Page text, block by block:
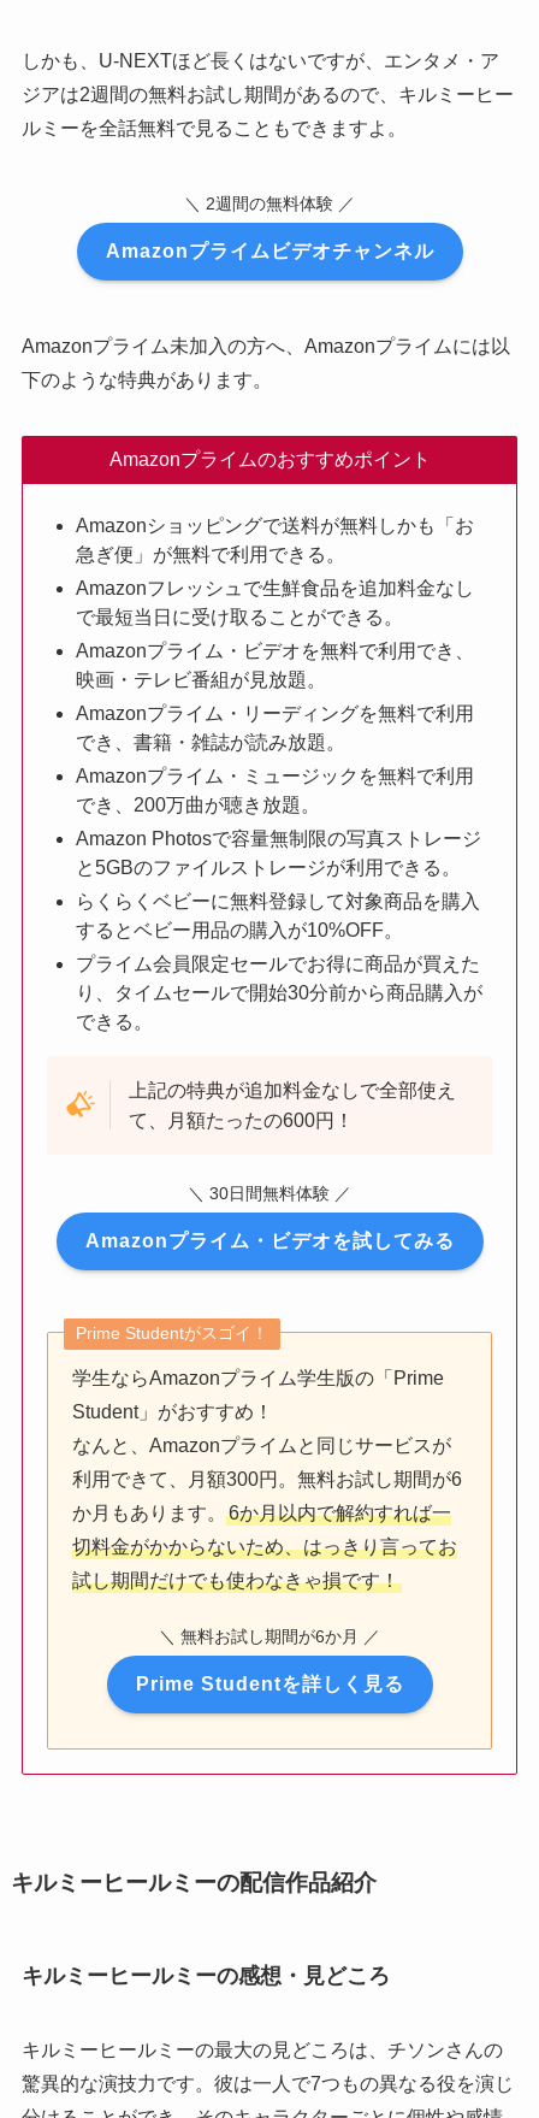
しかも、U-NEXTほど長くはないですが、エンタメ・ア
ジアは2週間の無料お試し期間があるので、キルミーヒー
ルミーを全話無料で見ることもできますよ。
＼ 2週間の無料体験 ／
Amazonプライムビデオチャンネル
Amazonプライム未加入の方へ、Amazonプライムには以
下のような特典があります。
Amazonプライムのおすすめポイント
Amazonショッピングで送料が無料しかも「お
急ぎ便」が無料で利用できる。
Amazonフレッシュで生鮮食品を追加料金なし
で最短当日に受け取ることができる。
Amazonプライム・ビデオを無料で利用でき、
映画・テレビ番組が見放題。
Amazonプライム・リーディングを無料で利用
でき、書籍・雑誌が読み放題。
Amazonプライム・ミュージックを無料で利用
でき、200万曲が聴き放題。
Amazon Photosで容量無制限の写真ストレージ
と5GBのファイルストレージが利用できる。
らくらくベビーに無料登録して対象商品を購入
するとベビー用品の購入が10%OFF。
プライム会員限定セールでお得に商品が買えた
り、タイムセールで開始30分前から商品購入が
できる。
上記の特典が追加料金なしで全部使え
て、月額たったの600円！
＼ 30日間無料体験 ／
Amazonプライム・ビデオを試してみる
Prime Studentがスゴイ！
学生ならAmazonプライム学生版の「Prime
Student」がおすすめ！
なんと、Amazonプライムと同じサービスが
利用できて、月額300円。無料お試し期間が6
か月もあります。
6か月以内で解約すれば一
切料金がかからないため、はっきり言ってお
試し期間だけでも使わなきゃ損です！
＼ 無料お試し期間が6か月 ／
Prime Studentを詳しく見る
キルミーヒールミーの配信作品紹介
キルミーヒールミーの感想・見どころ
キルミーヒールミーの最大の見どころは、チソンさんの
驚異的な演技力です。彼は一人で7つもの異なる役を演じ